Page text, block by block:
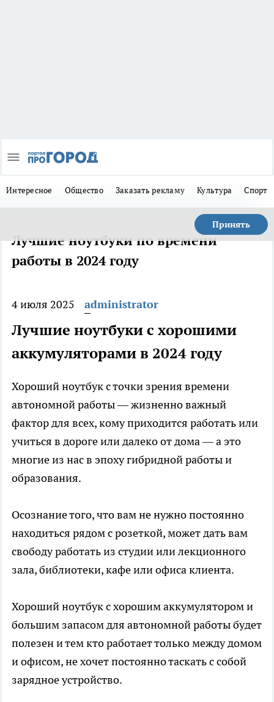
Интересное Общество Заказать рекламу Культура Спорт
Принять
Лучшие ноутбуки по времени
работы в 2024 году
4 июля 2025 administrator
Лучшие ноутбуки с хорошими
аккумуляторами в 2024 году
Хороший ноутбук с точки зрения времени
автономной работы — жизненно важный
фактор для всех, кому приходится работать или
учиться в дороге или далеко от дома — а это
многие из нас в эпоху гибридной работы и
образования.
Осознание того, что вам не нужно постоянно
находиться рядом с розеткой, может дать вам
свободу работать из студии или лекционного
зала, библиотеки, кафе или офиса клиента.
Хороший ноутбук с хорошим аккумулятором и
большим запасом для автономной работы будет
полезен и тем кто работает только между домом
и офисом, не хочет постоянно таскать с собой
зарядное устройство.